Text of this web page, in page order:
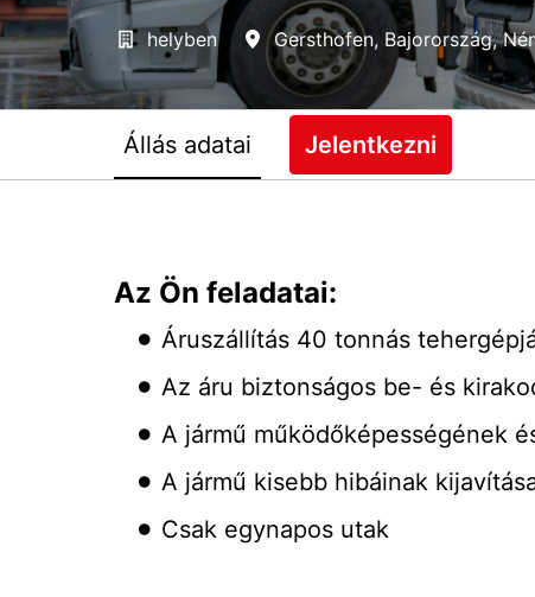
helyben Gersthofen, Bajorország,
Állás adatai Jelentkezni
Az Ön feladatai:
Áruszállítás 40 tonnás
Az áru biztonságos be- és
A jármű működőképességének
A jármű kisebb hibáinak
Csak egynapos utak